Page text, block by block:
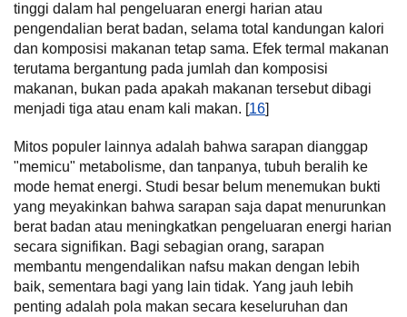
tinggi dalam hal pengeluaran energi harian atau
pengendalian berat badan, selama total kandungan kalori
dan komposisi makanan tetap sama. Efek termal makanan
terutama bergantung pada jumlah dan komposisi
makanan, bukan pada apakah makanan tersebut dibagi
menjadi tiga atau enam kali makan. [16]
Mitos populer lainnya adalah bahwa sarapan dianggap
"memicu" metabolisme, dan tanpanya, tubuh beralih ke
mode hemat energi. Studi besar belum menemukan bukti
yang meyakinkan bahwa sarapan saja dapat menurunkan
berat badan atau meningkatkan pengeluaran energi harian
secara signifikan. Bagi sebagian orang, sarapan
membantu mengendalikan nafsu makan dengan lebih
baik, sementara bagi yang lain tidak. Yang jauh lebih
penting adalah pola makan secara keseluruhan dan